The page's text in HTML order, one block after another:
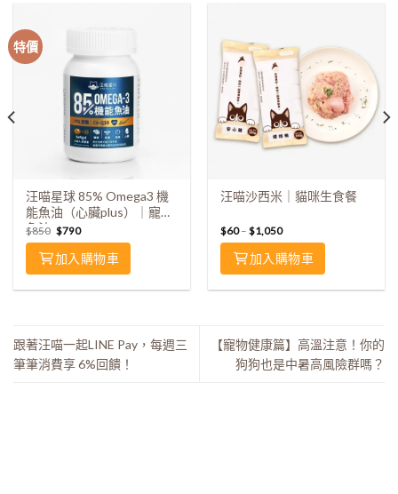
特價
汪喵星球 85% Omega3 機
能魚油（心臟plus）｜寵物
魚油
$850 $790
加入購物車
汪喵沙西米｜貓咪生食餐
$60–$1,050
加入購物車
跟著汪喵一起LINE Pay，每週三
筆筆消費享 6%回饋！
【寵物健康篇】高溫注意！你的
狗狗也是中暑高風險群嗎？